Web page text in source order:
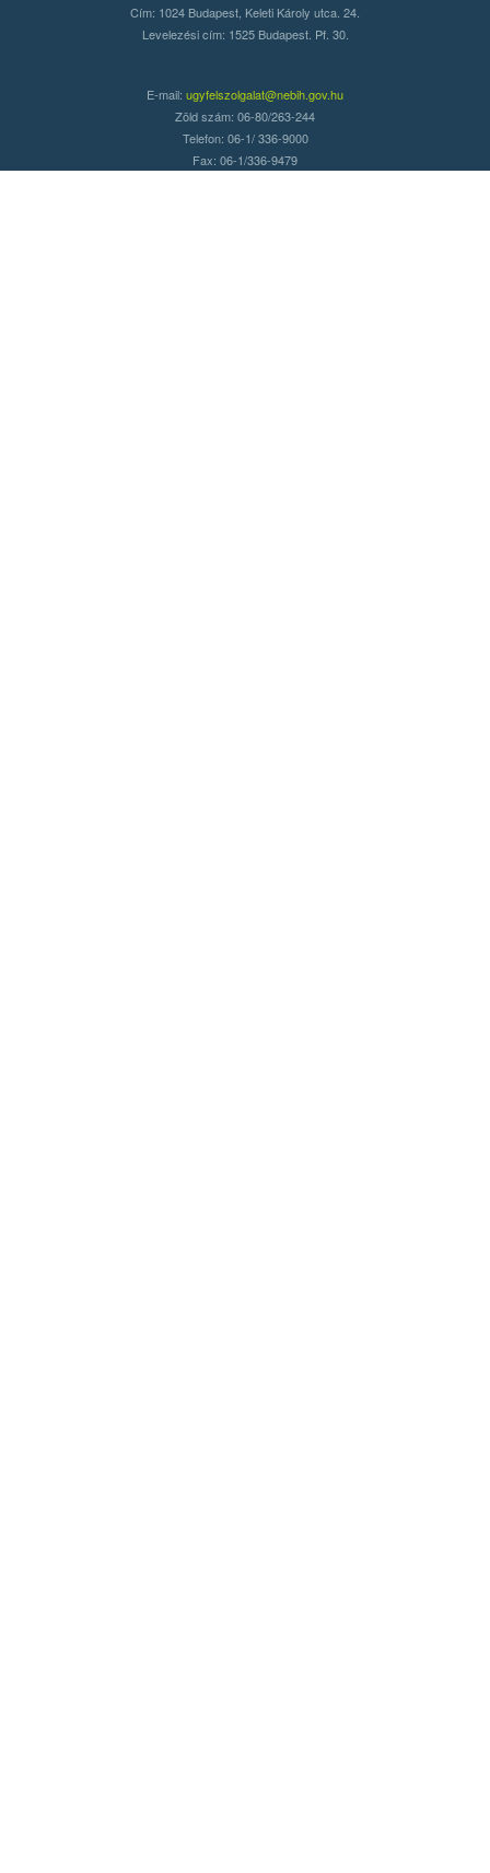
Cím: 1024 Budapest, Keleti Károly utca. 24.
Levelezési cím: 1525 Budapest. Pf. 30.
E-mail: ugyfelszolgalat@nebih.gov.hu
Zöld szám: 06-80/263-244
Telefon: 06-1/ 336-9000
Fax: 06-1/336-9479